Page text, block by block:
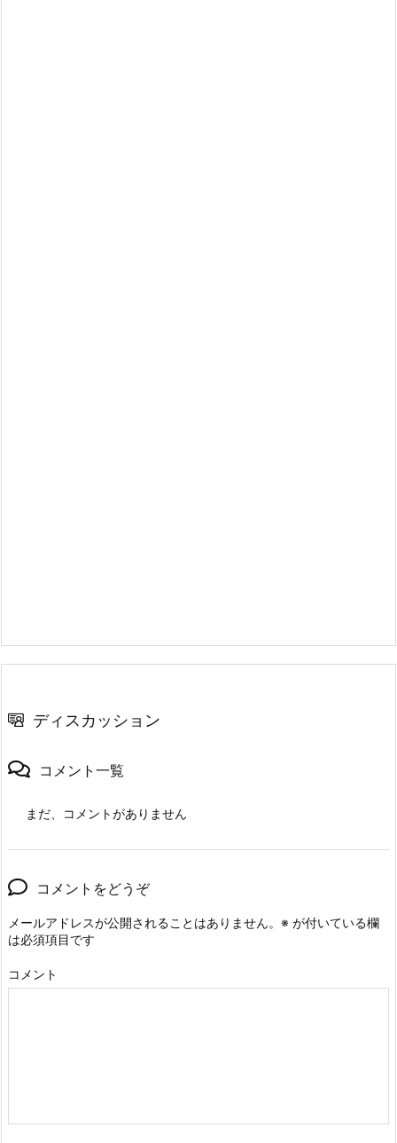
ディスカッション
コメント一覧
まだ、コメントがありません
コメントをどうぞ
メールアドレスが公開されることはありません。 ※ が付いている欄
は必須項目です
コメント